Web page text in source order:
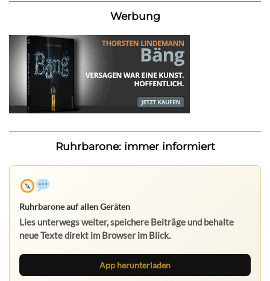
Werbung
Ruhrbarone: immer informiert
Ruhrbarone auf allen Geräten
Lies unterwegs weiter, speichere Beiträge und behalte
neue Texte direkt im Browser im Blick.
App herunterladen